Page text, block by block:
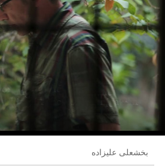
بخشعلی علیزاده